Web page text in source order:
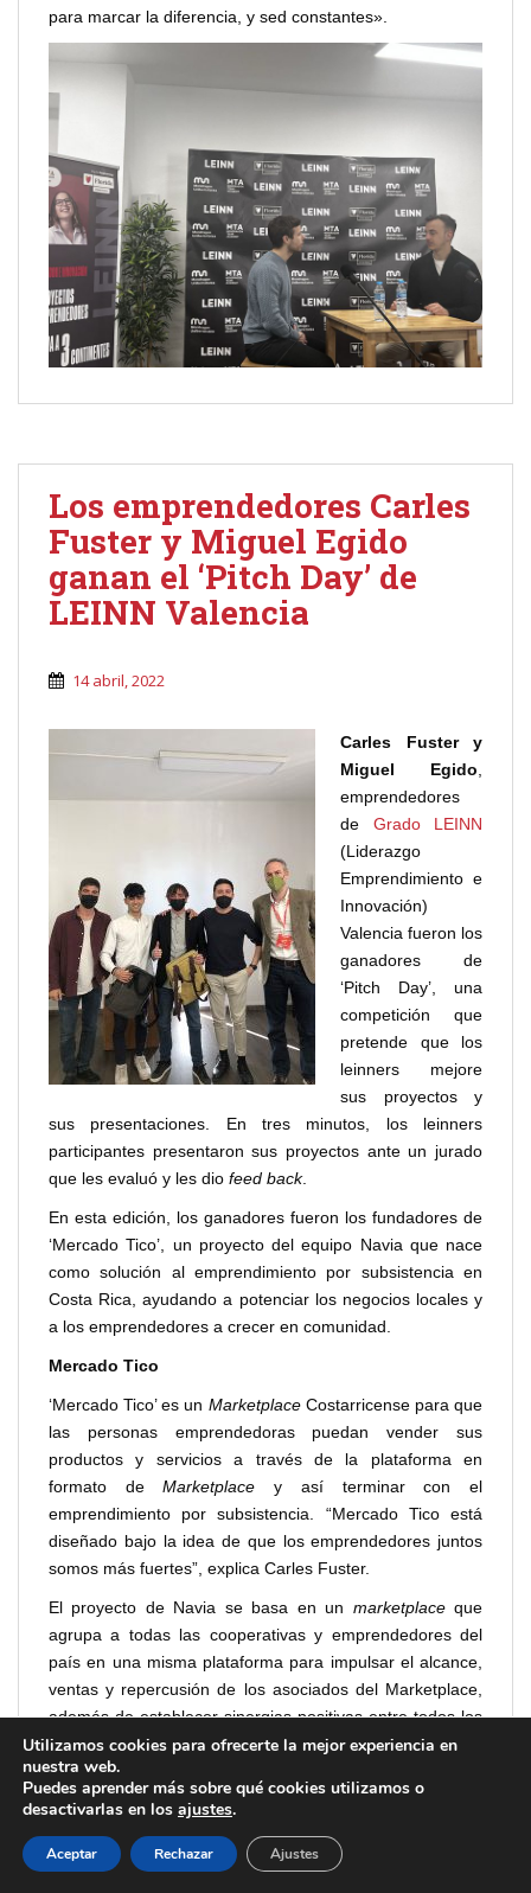
para marcar la diferencia, y sed constantes».
Los emprendedores Carles
Fuster y Miguel Egido
ganan el ‘Pitch Day’ de
LEINN Valencia
14 abril, 2022
Carles Fuster y
Miguel Egido,
emprendedores
de Grado LEINN
(Liderazgo
Emprendimiento e
Innovación)
Valencia fueron los
ganadores de
‘Pitch Day’, una
competición que
pretende que los
leinners mejore
sus proyectos y
sus presentaciones. En tres minutos, los leinners
participantes presentaron sus proyectos ante un jurado
que les evaluó y les dio feed back.
En esta edición, los ganadores fueron los fundadores de
‘Mercado Tico’, un proyecto del equipo Navia que nace
como solución al emprendimiento por subsistencia en
Costa Rica, ayudando a potenciar los negocios locales y
a los emprendedores a crecer en comunidad.
Mercado Tico
‘Mercado Tico’ es un MarketplaceCostarricense para que
las personas emprendedoras puedan vender sus
productos y servicios a través de la plataforma en
formato deMarketplace y así terminar con el
emprendimiento por subsistencia. “Mercado Tico está
diseñado bajo la idea de que los emprendedores juntos
somos más fuertes”, explica Carles Fuster.
El proyecto de Navia se basa en un marketplaceque
agrupa a todas las cooperativas y emprendedores del
país en una misma plataforma para impulsar el alcance,
ventas y repercusión de los asociados del Marketplace,
además de establecer sinergias positivas entre todos los
miembros que forman parte del proyecto. “De esta forma,
generamos más visibilidad y crearemos oportunidades a
todas las personas, tanto dentro como fuera de Costa
A raíz de Mercado Tico, los emprendedores de Navia han
Utilizamos cookies para ofrecerte la mejor experiencia en
nuestra web.
Puedes aprender más sobre qué cookies utilizamos o
desactivarlas en los ajustes.
Aceptar Rechazar Ajustes